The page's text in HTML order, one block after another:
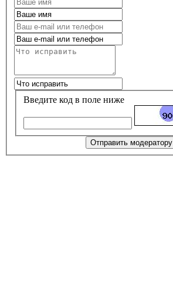
Введите код в поле ниже
Отправить модератору